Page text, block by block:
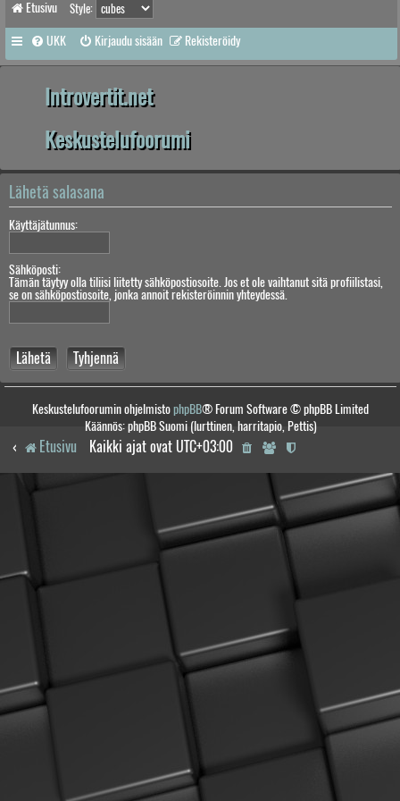
Etusivu Style:
UKK Kirjaudu sisään Rekisteröidy
Introvertit.net
Keskustelufoorumi
Lähetä salasana
Käyttäjätunnus:
Sähköposti:
Tämän täytyy olla tiliisi liitetty sähköpostiosoite. Jos et ole vaihtanut sitä profiilistasi,
se on sähköpostiosoite, jonka annoit rekisteröinnin yhteydessä.
Keskustelufoorumin ohjelmistophpBB® Forum Software © phpBB Limited
Käännös: phpBB Suomi (lurttinen, harritapio, Pettis)
Etusivu Kaikki ajat ovat UTC+03:00